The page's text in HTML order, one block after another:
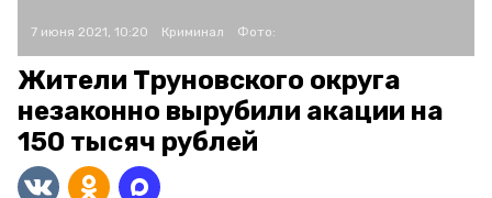
7 июня 2021, 10:20 Криминал Фото:
Жители Труновского округа
незаконно вырубили акации на
150 тысяч рублей